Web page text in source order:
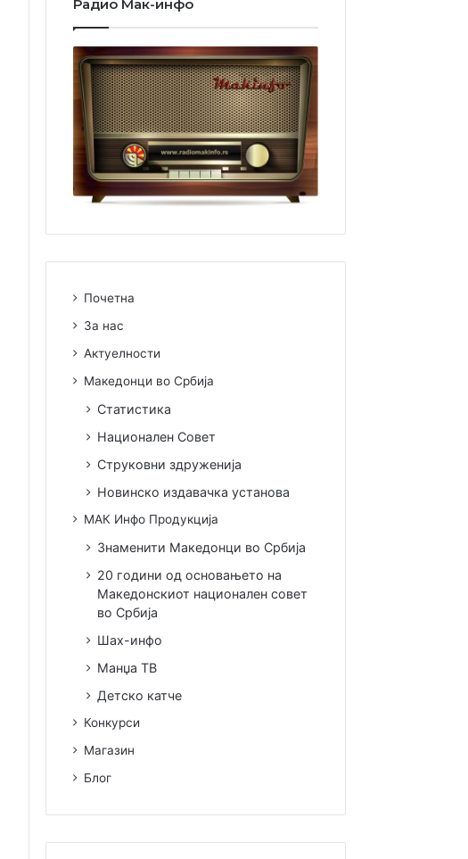
Радио Мак-инфо
Почетна
За нас
Актуелности
Македонци во Србија
Статистика
Национален Совет
Струковни здруженија
Новинско издавачка установа
МАК Инфо Продукција
Знаменити Македонци во Србија
20 години од основањето на
Македонскиот национален совет
во Србија
Шах-инфо
Манџа ТВ
Детско катче
Конкурси
Магазин
Блог